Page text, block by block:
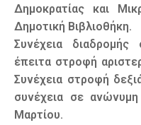
Δημοκρατίας και
Δημοτική Βιβλιοθήκη.
Συνέχεια
έπειτα στροφή
Συνέχεια στροφή
συνέχεια σε
Μαρτίου.